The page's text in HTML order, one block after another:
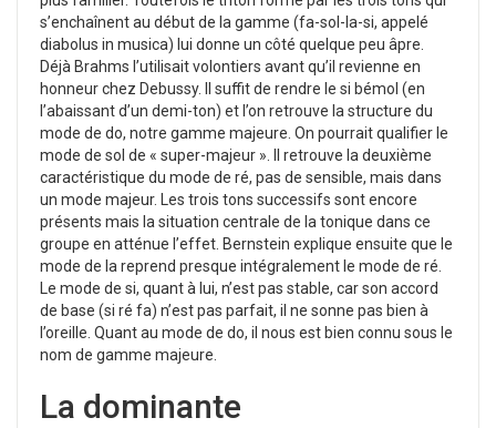
s’enchaînent au début de la gamme (fa-sol-la-si, appelé
diabolus in musica) lui donne un côté quelque peu âpre.
Déjà Brahms l’utilisait volontiers avant qu’il revienne en
honneur chez Debussy. Il suffit de rendre le si bémol (en
l’abaissant d’un demi-ton) et l’on retrouve la structure du
mode de do, notre gamme majeure. On pourrait qualifier le
mode de sol de « super-majeur ». Il retrouve la deuxième
caractéristique du mode de ré, pas de sensible, mais dans
un mode majeur. Les trois tons successifs sont encore
présents mais la situation centrale de la tonique dans ce
groupe en atténue l’effet. Bernstein explique ensuite que le
mode de la reprend presque intégralement le mode de ré.
Le mode de si, quant à lui, n’est pas stable, car son accord
de base (si ré fa) n’est pas parfait, il ne sonne pas bien à
l’oreille. Quant au mode de do, il nous est bien connu sous le
nom de gamme majeure.
La dominante